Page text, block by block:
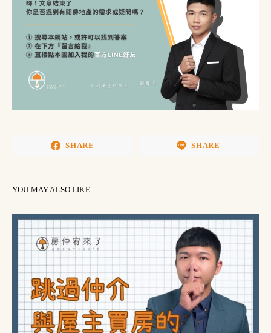
SHARE SHARE
YOU MAY ALSO LIKE